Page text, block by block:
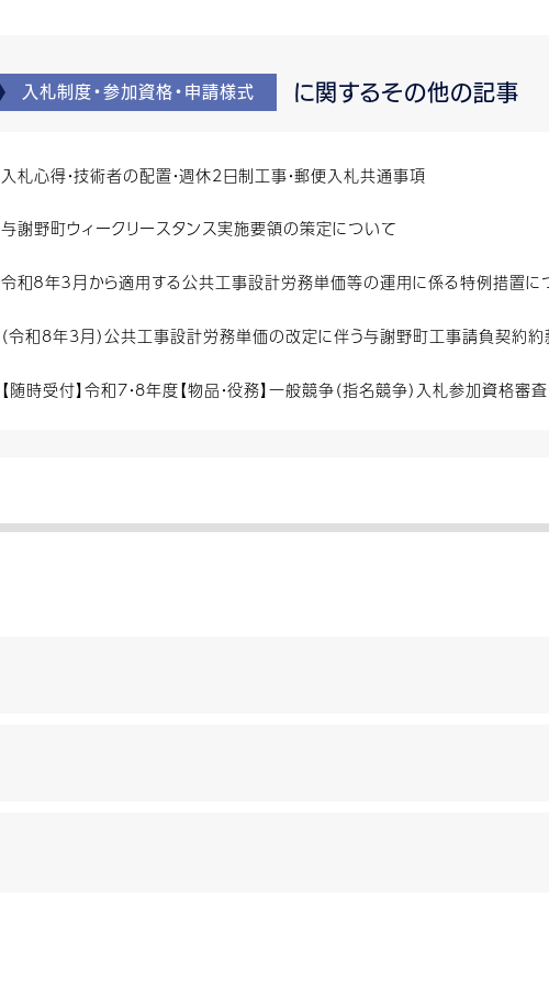
入札制度・参加資格・申請様式 に関するその他の記事
入札心得・技術者の配置・週休2日制工事・郵便入札共通事項
与謝野町ウィークリースタンス実施要領の策定について
令和８年３月から適用する公共工事設計労務単価等の運用に係る特例措置につ
（令和8年3月）公共工事設計労務単価の改定に伴う与謝野町工事請負契約
【随時受付】令和7・8年度【物品・役務】一般競争（指名競争）入札参加資格審